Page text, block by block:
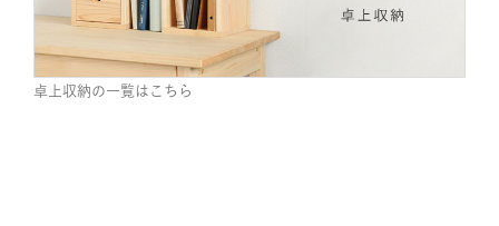
卓上収納の一覧はこちら